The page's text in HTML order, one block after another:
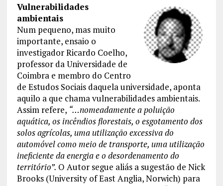
Vulnerabilidades
ambientais
Num pequeno, mas muito
importante, ensaio o
investigador Ricardo Coelho,
professor da Universidade de
Coimbra e membro do Centro
de Estudos Sociais daquela universidade, aponta
aquilo a que chama vulnerabilidades ambientais.
Assim refere, “…nomeadamente a poluição
aquática, os incêndios florestais, o esgotamento dos
solos agrícolas, uma utilização excessiva do
automóvel como meio de transporte, uma utilização
ineficiente da energia e o desordenamento do
território”. O Autor segue aliás a sugestão de Nick
Brooks (University of East Anglia, Norwich) para